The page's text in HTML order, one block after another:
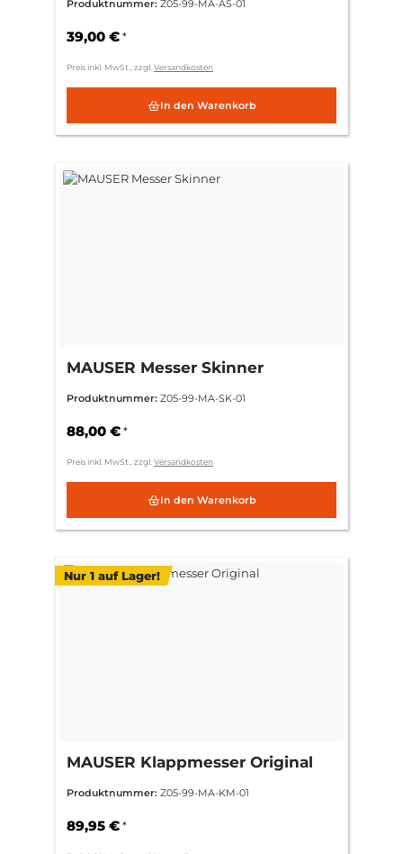
Produktnummer: Z05-99-MA-AS-01
39,00 € *
Preis inkl. MwSt., zzgl.Versandkosten
In den Warenkorb
MAUSER Messer Skinner
Produktnummer: Z05-99-MA-SK-01
88,00 € *
Preis inkl. MwSt., zzgl.Versandkosten
In den Warenkorb
Nur 1 auf Lager!
MAUSER Klappmesser Original
Produktnummer: Z05-99-MA-KM-01
89,95 € *